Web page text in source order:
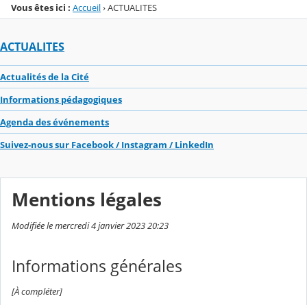
Vous êtes ici : Accueil›ACTUALITES
ACTUALITES
Actualités de la Cité
Informations pédagogiques
Agenda des événements
Suivez-nous sur Facebook / Instagram / LinkedIn
Mentions légales
Modifiée le mercredi 4 janvier 2023 20:23
Informations générales
[À compléter]